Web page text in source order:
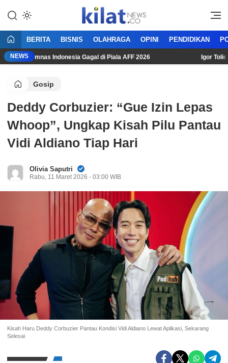
KilatNews.co
Mencerdaskan Anak Bangsa
BERITA BISNIS OLAHRAGA OPINI PENDIDIKAN
NEWS
Timnas Indonesia Gagal di Piala AFF 2026 Igor Tolic:
Gosip
Deddy Corbuzier: “Gue Izin Lepas
Whoop”, Ungkap Kisah Pilu Pantau
Vidi Aldiano Tiap Hari
Olivia Saputri
Rabu, 11 Maret 2026 - 03:00 WIB
Kisah Haru Deddy Corbuzier Pantau Kondisi Vidi Aldiano Lewat Aplikasi, Sekarang
Selesai